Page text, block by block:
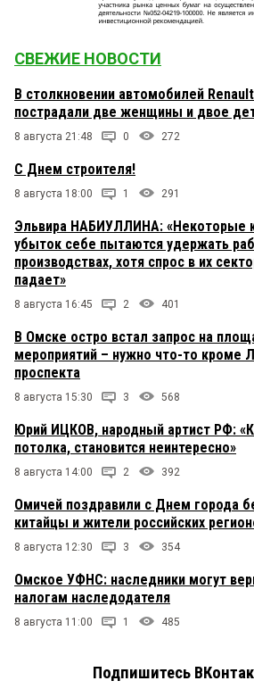
СВЕЖИЕ НОВОСТИ
В столкновении автомобилей
пострадали две женщины и двое
8 августа 21:48 0 272
С Днем строителя!
8 августа 18:00 1 291
Эльвира НАБИУЛЛИНА: «Некоторые
убыток себе пытаются удержать
производствах, хотя спрос в их
падает»
8 августа 16:45 2 401
В Омске остро встал запрос на
мероприятий – нужно что-то кроме
проспекта
8 августа 15:30 3 568
Юрий ИЦКОВ, народный артист РФ:
потолка, становится неинтересно»
8 августа 14:00 2 392
Омичей поздравили с Днем города
китайцы и жители российских
8 августа 12:30 3 354
Омское УФНС: наследники могут
налогам наследодателя
8 августа 11:00 1 485
Подпишитесь